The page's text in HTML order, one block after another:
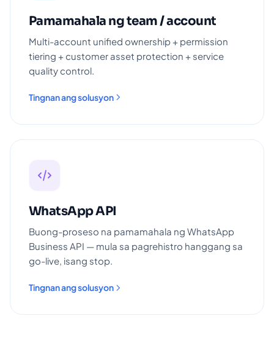
Pamamahala ng team / account
Multi-account unified ownership + permission
tiering + customer asset protection + service
quality control.
Tingnan ang solusyon
WhatsApp API
Buong-proseso na pamamahala ng WhatsApp
Business API — mula sa pagrehistro hanggang sa
go-live, isang stop.
Tingnan ang solusyon